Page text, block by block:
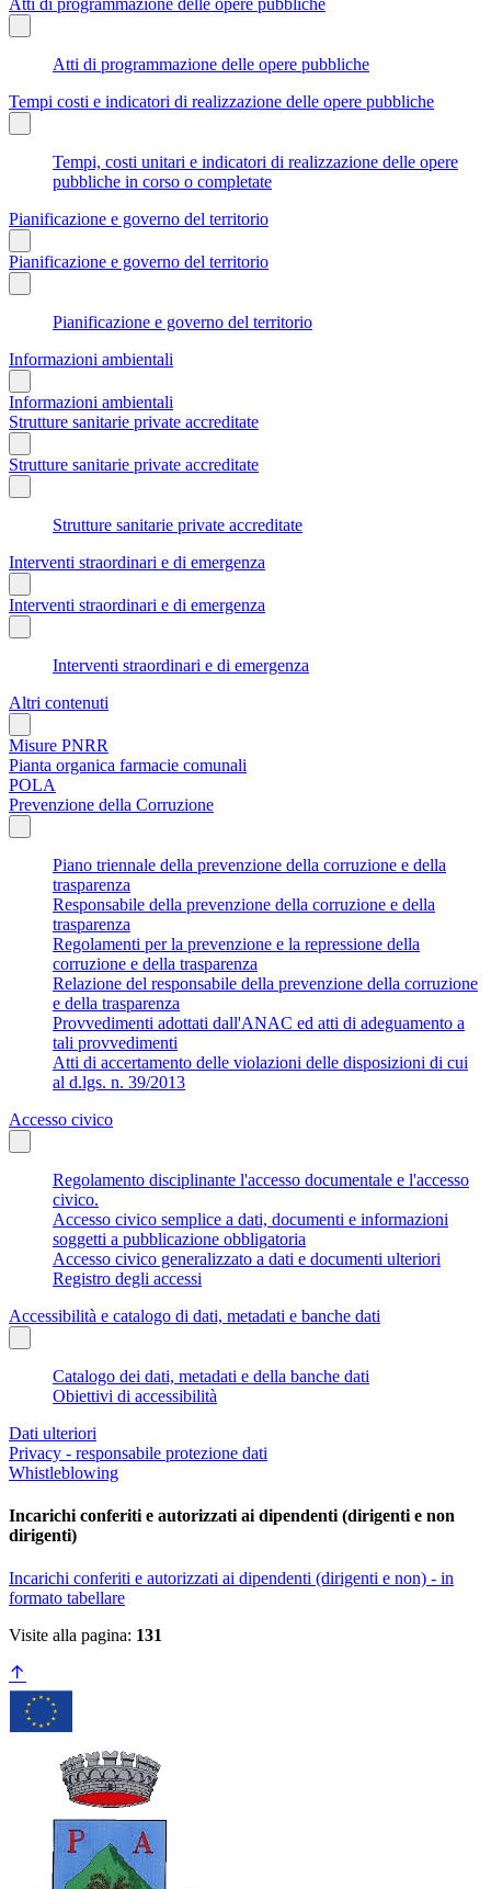
Atti di programmazione delle opere pubbliche
Tempi costi e indicatori di realizzazione delle opere pubbliche
Tempi, costi unitari e indicatori di realizzazione delle opere
pubbliche in corso o completate
Pianificazione e governo del territorio
Pianificazione e governo del territorio
Pianificazione e governo del territorio
Informazioni ambientali
Informazioni ambientali
Strutture sanitarie private accreditate
Strutture sanitarie private accreditate
Strutture sanitarie private accreditate
Interventi straordinari e di emergenza
Interventi straordinari e di emergenza
Interventi straordinari e di emergenza
Altri contenuti
Misure PNRR
Pianta organica farmacie comunali
POLA
Prevenzione della Corruzione
Piano triennale della prevenzione della corruzione e della
trasparenza
Responsabile della prevenzione della corruzione e della
trasparenza
Regolamenti per la prevenzione e la repressione della
corruzione e della trasparenza
Relazione del responsabile della prevenzione della corruzione
e della trasparenza
Provvedimenti adottati dall'ANAC ed atti di adeguamento a
tali provvedimenti
Atti di accertamento delle violazioni delle disposizioni di cui
al d.lgs. n. 39/2013
Accesso civico
Regolamento disciplinante l'accesso documentale e l'accesso
civico.
Accesso civico semplice a dati, documenti e informazioni
soggetti a pubblicazione obbligatoria
Accesso civico generalizzato a dati e documenti ulteriori
Registro degli accessi
Accessibilità e catalogo di dati, metadati e banche dati
Catalogo dei dati, metadati e della banche dati
Obiettivi di accessibilità
Dati ulteriori
Privacy - responsabile protezione dati
Whistleblowing
Incarichi conferiti e autorizzati ai dipendenti (dirigenti e non
dirigenti)
Incarichi conferiti e autorizzati ai dipendenti (dirigenti e non) - in
formato tabellare
Visite alla pagina: 131